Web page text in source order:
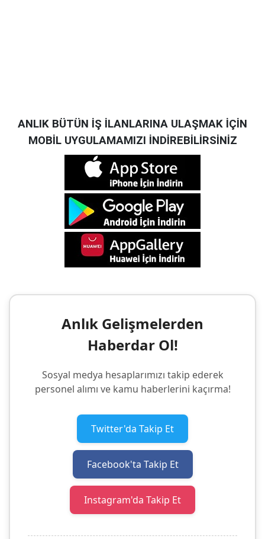
ANLIK BÜTÜN İŞ İLANLARINA ULAŞMAK İÇİN
MOBİL UYGULAMAMIZI İNDİREBİLİRSİNİZ
Anlık Gelişmelerden
Haberdar Ol!
Sosyal medya hesaplarımızı takip ederek
personel alımı ve kamu haberlerini kaçırma!
Twitter'da Takip Et
Facebook'ta Takip Et
Instagram'da Takip Et